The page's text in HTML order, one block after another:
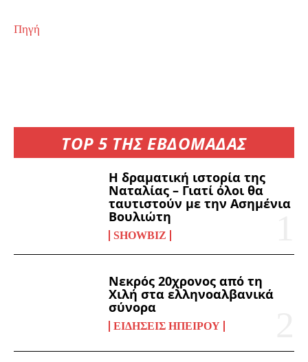
TOP 5 ΤΗΣ ΕΒΔΟΜΑΔΑΣ
Η δραματική ιστορία της
Ναταλίας – Γιατί όλοι θα
ταυτιστούν με την Ασημένια
Βουλιώτη
SHOWBIZ
Νεκρός 20χρονος από τη
Χιλή στα ελληνοαλβανικά
σύνορα
ΕΙΔΉΣΕΙΣ ΗΠΕΊΡΟΥ
Πηγή